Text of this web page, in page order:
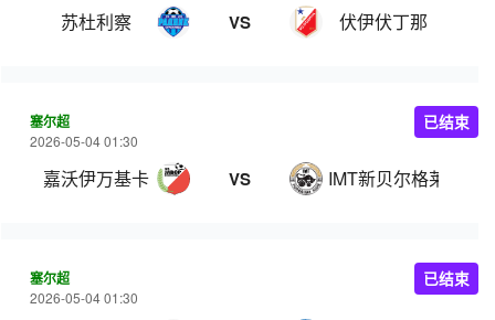
苏杜利察 VS 伏伊伏丁那
塞尔超
2026-05-04 01:30
嘉沃伊万基卡 VS IMT新贝尔格莱德
已结束
塞尔超
2026-05-04 01:30
已结束